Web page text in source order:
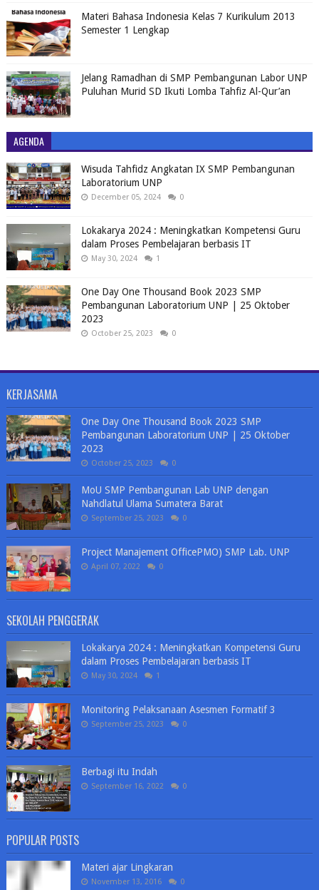
Materi Bahasa Indonesia Kelas 7 Kurikulum 2013
Semester 1 Lengkap
Jelang Ramadhan di SMP Pembangunan Labor UNP
Puluhan Murid SD Ikuti Lomba Tahfiz Al-Qur’an
AGENDA
Wisuda Tahfidz Angkatan IX SMP Pembangunan
Laboratorium UNP
December 05, 2024 0
Lokakarya 2024 : Meningkatkan Kompetensi Guru
dalam Proses Pembelajaran berbasis IT
May 30, 2024 1
One Day One Thousand Book 2023 SMP
Pembangunan Laboratorium UNP | 25 Oktober
2023
October 25, 2023 0
KERJASAMA
One Day One Thousand Book 2023 SMP
Pembangunan Laboratorium UNP | 25 Oktober
2023
October 25, 2023 0
MoU SMP Pembangunan Lab UNP dengan
Nahdlatul Ulama Sumatera Barat
September 25, 2023 0
Project Manajement OfficePMO) SMP Lab. UNP
April 07, 2022 0
SEKOLAH PENGGERAK
Lokakarya 2024 : Meningkatkan Kompetensi Guru
dalam Proses Pembelajaran berbasis IT
May 30, 2024 1
Monitoring Pelaksanaan Asesmen Formatif 3
September 25, 2023 0
Berbagi itu Indah
September 16, 2022 0
POPULAR POSTS
Materi ajar Lingkaran
November 13, 2016 0